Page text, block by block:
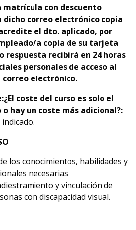
matrícula con descuento
correo electrónico copia
el dto. aplicado, por
a copia de su tarjeta
respuesta recibirá en 24 horas
personales de acceso al
correo electrónico.
¿El coste del curso es solo el
hay un coste más adicional?:
los conocimientos, habilidades y
necesarias
y vinculación de
con discapacidad visual.